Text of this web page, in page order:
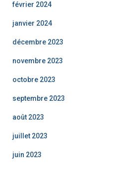
février 2024
janvier 2024
décembre 2023
novembre 2023
octobre 2023
septembre 2023
août 2023
juillet 2023
juin 2023